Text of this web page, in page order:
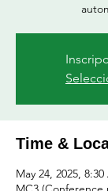
Time &
May 24, 2025,